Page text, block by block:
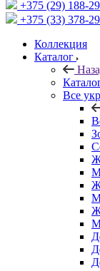
+375 (29) 188-
+375 (33) 378-
Коллекция
Каталог
Все